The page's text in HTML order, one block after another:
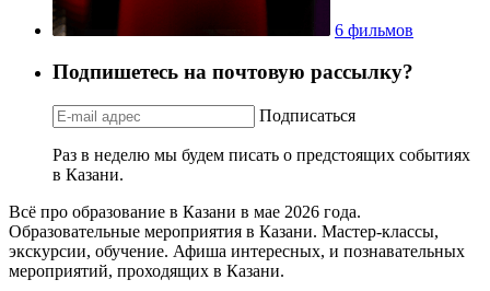
6 фильмов
Подпишетесь на почтовую рассылку?
Подписаться
Раз в неделю мы будем писать о предстоящих событиях
в Казани.
Всё про образование в Казани в мае 2026 года.
Образовательные мероприятия в Казани. Мастер-классы,
экскурсии, обучение. Афиша интересных, и познавательных
мероприятий, проходящих в Казани.